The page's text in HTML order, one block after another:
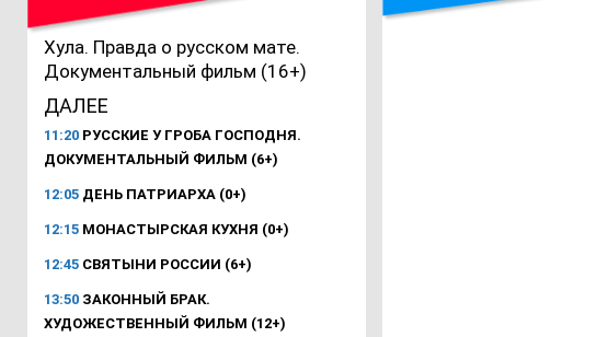
Хула. Правда о русском мате.
Документальный фильм (16+)
ДАЛЕЕ
11:20 РУССКИЕ У ГРОБА ГОСПОДНЯ.
ДОКУМЕНТАЛЬНЫЙ ФИЛЬМ (6+)
12:05 ДЕНЬ ПАТРИАРХА (0+)
12:15 МОНАСТЫРСКАЯ КУХНЯ (0+)
12:45 СВЯТЫНИ РОССИИ (6+)
13:50 ЗАКОННЫЙ БРАК.
ХУДОЖЕСТВЕННЫЙ ФИЛЬМ (12+)